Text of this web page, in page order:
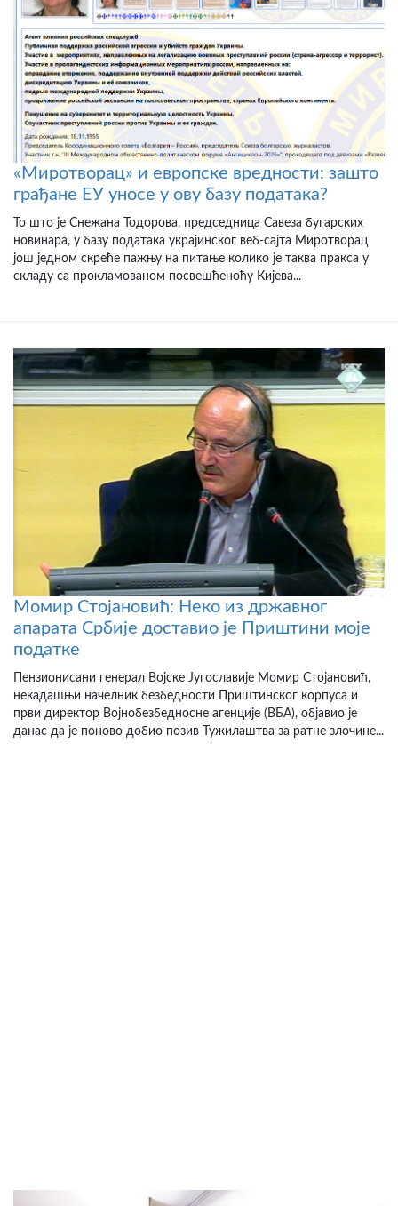
«Миротворац» и европске вредности: зашто
грађане ЕУ уносе у ову базу података?
То што је Снежана Тодорова, председница Савеза бугарских
новинара, у базу података украјинског веб-сајта Миротворац
још једном скреће пажњу на питање колико је таква пракса у
складу са прокламованом посвешћеноћу Кијева...
Момир Стојановић: Неко из државног
апарата Србије доставио је Приштини моје
податке
Пензионисани генерал Војске Југославије Момир Стојановић,
некадашњи начелник безбедности Приштинског корпуса и
први директор Војнобезбедносне агенције (ВБА), објавио је
данас да је поново добио позив Тужилаштва за ратне злочине...